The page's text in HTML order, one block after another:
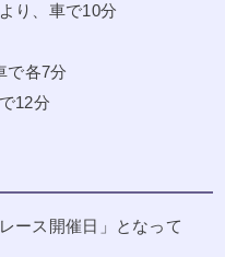
り、車で10分
で各7分
12分
ース開催日」となって